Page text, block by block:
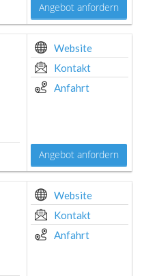
Angebot anfordern
Website
Kontakt
Anfahrt
Angebot anfordern
Website
Kontakt
Anfahrt